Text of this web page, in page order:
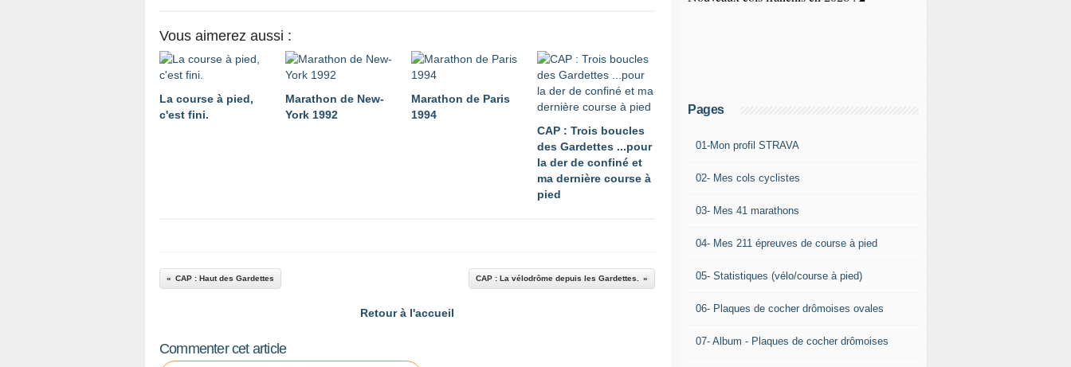
Vous aimerez aussi :
La course à pied,
c'est fini.
Marathon de New-
York 1992
Marathon de Paris
1994
CAP : Trois boucles
des Gardettes ...pour
la der de confiné et
ma dernière course à
pied
CAP : Haut des Gardettes CAP : La vélodrôme depuis les Gardettes.
Retour à l'accueil
Commenter cet article
Pages
01-Mon profil STRAVA
02- Mes cols cyclistes
03- Mes 41 marathons
04- Mes 211 épreuves de course à pied
05- Statistiques (vélo/course à pied)
06- Plaques de cocher drômoises ovales
07- Album - Plaques de cocher drômoises